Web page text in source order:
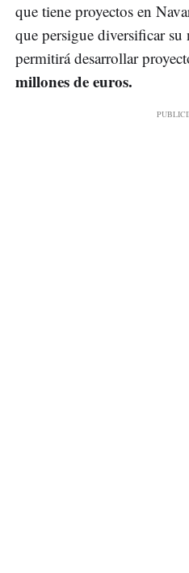
que tiene proyectos en
que persigue diversificar
permitirá desarrollar
millones de euros.